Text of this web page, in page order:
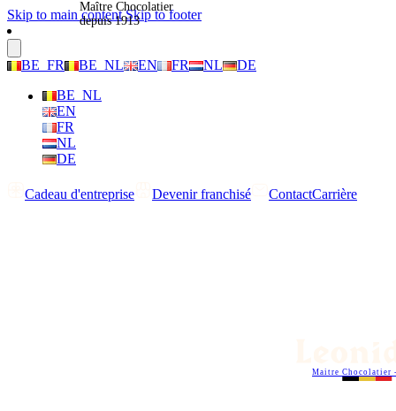
Skip to main content Skip to footer
BE_FR BE_NL EN FR NL
DE
BE_NL
EN
FR
NL
DE
Cadeau d'entreprise Devenir franchisé ContactCarrière
Maitre Chocolatier
Maître Chocolatier
depuis 1913